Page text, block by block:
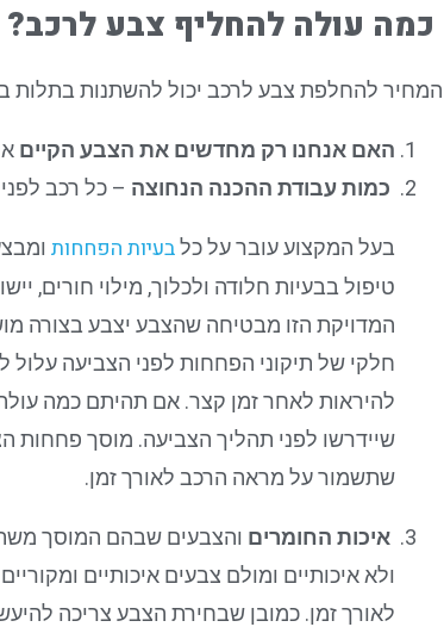
כמה עולה להחליף צבע לרכב?
המחיר להחלפת צבע לרכב יכול להשתנות בתלות
האם אנחנו רק מחדשים את הצבע הקיים
כמות עבודת ההכנה הנחוצה – כל רכב
בעל המקצוע עובר על כלבעיות הפחחות
טיפול בבעיות חלודה ולכלוך, מילוי חורים,
המדויקת הזו מבטיחה שהצבע יצבע בצורה
חלקי של תיקוני הפחחות לפני הצביעה
להיראות לאחר זמן קצר. אם תהיתם כמה
שיידרשו לפני תהליך הצביעה. מוסך
שתשמור על מראה הרכב לאורך זמן.
איכות החומרים והצבעים שבהם המוסך
ולא איכותיים ומולם צבעים איכותיים
לאורך זמן. כמובן שבחירת הצבע צריכה